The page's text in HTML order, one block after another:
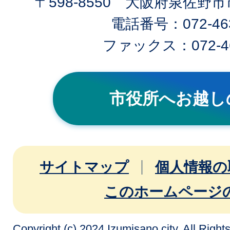
電話番号：072-
ファックス：072-
市役所へお越
サイトマップ
個人情報
このホームページ